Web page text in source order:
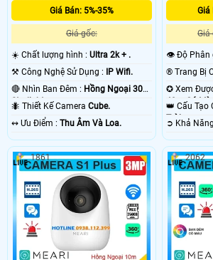
Giá Bán: 5%-35%
Giá gốc:
☀️ Chất lượng hình : Ultra 2k + .
⚒ Công Nghệ Sử Dụng :
IP Wifi.
🔴 Nhìn Ban Đêm : Hồng Ngoại 30m
Starlight.
🐜 Thiết Kế Camera Cube.
️↭ Ưu Điểm : Thu Âm Và Loa.
Giá
Giá
👁 Độ
40m Có
👑 Cấu
Trời.
1861 2062